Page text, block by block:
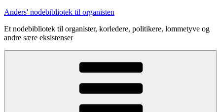
Videre
indhold
Anders' nodebibliotek til organisten
Et nodebibliotek til organister, korledere, politikere, lommetyve og
andre sære eksistenser